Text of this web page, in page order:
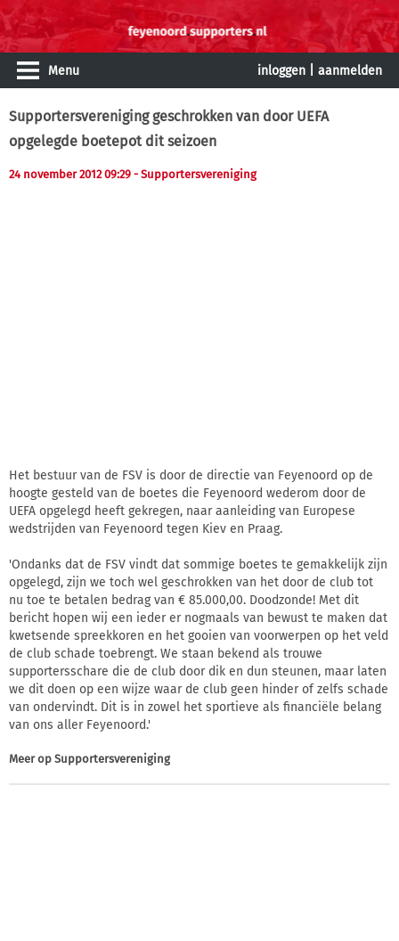
Menu inloggen aanmelden
Supportersvereniging geschrokken van door UEFA
opgelegde boetepot dit seizoen
24 november 2012 09:29 - Supportersvereniging
Het bestuur van de FSV is door de directie van Feyenoord op de
hoogte gesteld van de boetes die Feyenoord wederom door de
UEFA opgelegd heeft gekregen, naar aanleiding van Europese
wedstrijden van Feyenoord tegen Kiev en Praag.
'Ondanks dat de FSV vindt dat sommige boetes te gemakkelijk zijn
opgelegd, zijn we toch wel geschrokken van het door de club tot
nu toe te betalen bedrag van € 85.000,00. Doodzonde! Met dit
bericht hopen wij een ieder er nogmaals van bewust te maken dat
kwetsende spreekkoren en het gooien van voorwerpen op het veld
de club schade toebrengt. We staan bekend als trouwe
supportersschare die de club door dik en dun steunen, maar laten
we dit doen op een wijze waar de club geen hinder of zelfs schade
van ondervindt. Dit is in zowel het sportieve als financiële belang
van ons aller Feyenoord.'
Meer op Supportersvereniging